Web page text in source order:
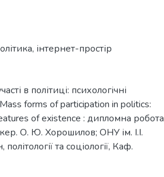
, інтернет-простір
в політиці: психологічні
forms of participation in politics:
of existence : дипломна робота
О. Ю. Хорошилов; ОНУ ім. І.І.
та соціології, Каф.